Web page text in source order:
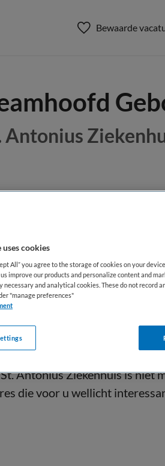
Bewaarde
Antonius
BRANCHE
Parttime
Antonius Ziekenhuis is niet
die voor u wellicht
uses cookies
All” you agree to the storage of cookies on your
improve our products and personalize content and
necessary and analytical cookies. These do not record
"manage preferences"